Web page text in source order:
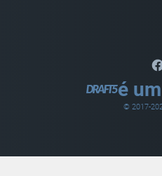
é
© 2017-